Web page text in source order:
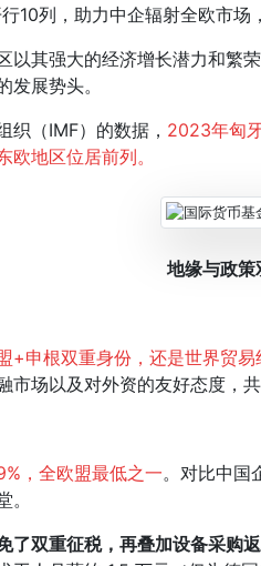
10列，助力中企辐射全欧市场
其强大的经济增长潜力和繁
发展势头。
（IMF）的数据， 2023年匈
欧地区位居前列。
地缘与政策
+申根双重身份，还是世界贸
市场以及对外资的友好态度，
，全欧盟最低之一。对比中国
了双重征税，再叠加设备采购